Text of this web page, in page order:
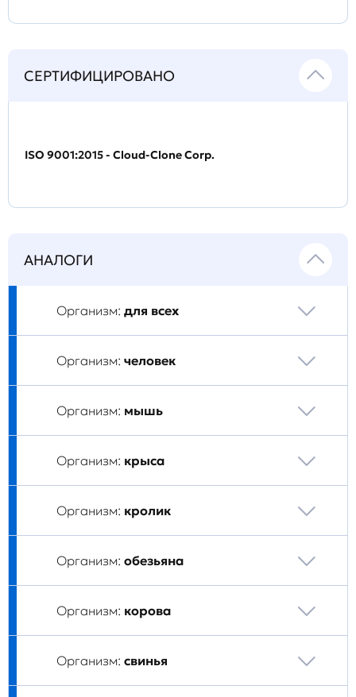
СЕРТИФИЦИРОВАНО
ISO 9001:2015 - Cloud-Clone Corp.
АНАЛОГИ
Организм: для всех
Организм: человек
Организм: мышь
Организм: крыса
Организм: кролик
Организм: обезьяна
Организм: корова
Организм: свинья